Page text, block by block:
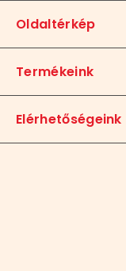
Oldaltérkép
Termékeink
Elérhetőségeink